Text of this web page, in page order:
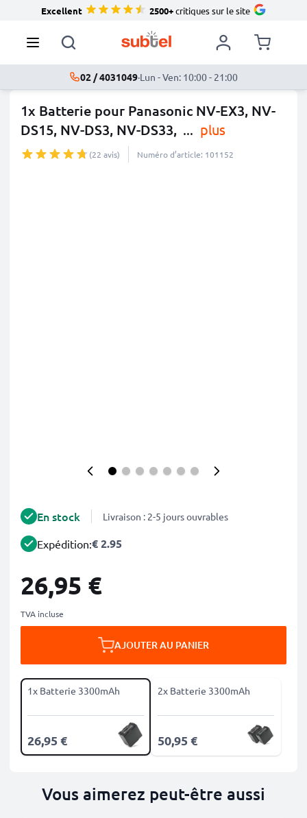
Excellent 2500+critiques sur le site
02 / 4031049·Lun - Ven: 10:00 - 21:00
1x Batterie pour Panasonic NV-EX3, NV-
DS15, NV-DS3, NV-DS33, ... plus
(22 avis) Numéro d’article: 101152
En stock Livraison : 2-5 jours ouvrables
Expédition:€ 2.95
26,95 €
TVA incluse
AJOUTER AU PANIER
1x Batterie 3300mAh
26,95 €
2x Batterie 3300mAh
50,95 €
Vous aimerez peut-être aussi